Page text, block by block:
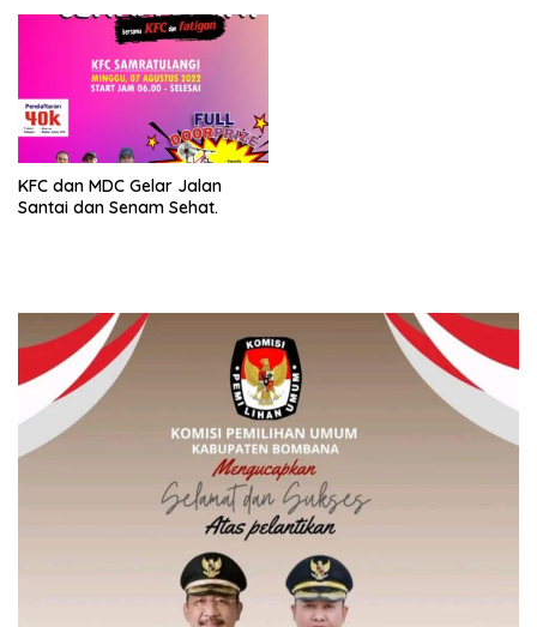
KFC dan MDC Gelar Jalan
Santai dan Senam Sehat.